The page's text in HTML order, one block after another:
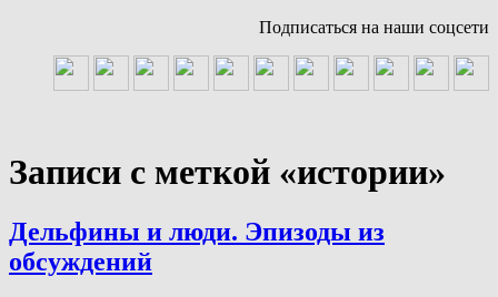
Подписаться на наши соцсети
Записи с меткой «истории»
Дельфины и люди. Эпизоды из
обсуждений